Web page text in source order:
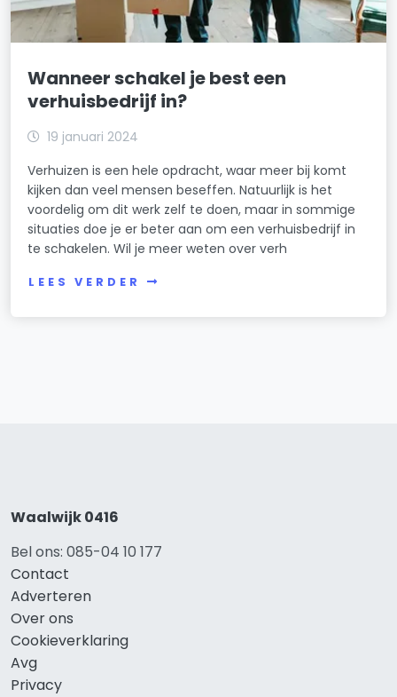
Wanneer schakel je best een
verhuisbedrijf in?
19 januari 2024
Verhuizen is een hele opdracht, waar meer bij komt
kijken dan veel mensen beseffen. Natuurlijk is het
voordelig om dit werk zelf te doen, maar in sommige
situaties doe je er beter aan om een verhuisbedrijf in
te schakelen. Wil je meer weten over verh
LEES VERDER
Waalwijk 0416
Bel ons: 085-04 10 177
Contact
Adverteren
Over ons
Cookieverklaring
Avg
Privacy